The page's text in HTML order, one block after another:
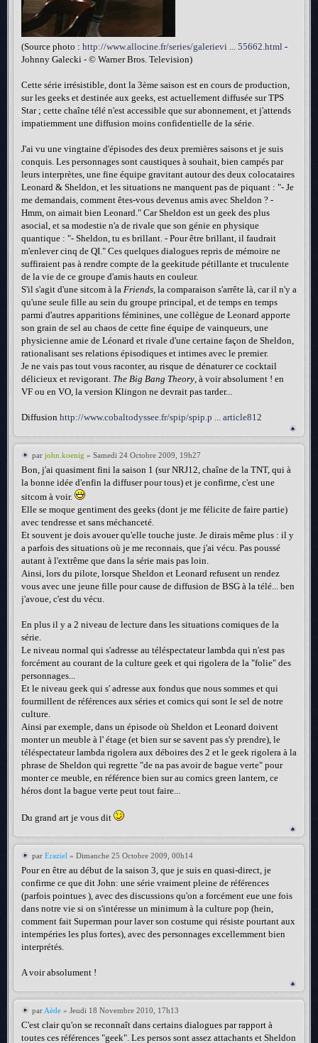
(Source photo : http://www.allocine.fr/series/galerievi ... 55662.html -
Johnny Galecki - © Warner Bros. Television)
Cette série irrésistible, dont la 3ème saison est en cours de production,
sur les geeks et destinée aux geeks, est actuellement diffusée sur TPS
Star ; cette chaîne télé n'est accessible que sur abonnement, et j'attends
impatiemment une diffusion moins confidentielle de la série.
J'ai vu une vingtaine d'épisodes des deux premières saisons et je suis
conquis. Les personnages sont caustiques à souhait, bien campés par
leurs interprètes, une fine équipe gravitant autour des deux colocataires
Leonard & Sheldon, et les situations ne manquent pas de piquant : "- Je
me demandais, comment êtes-vous devenus amis avec Sheldon ? -
Hmm, on aimait bien Leonard." Car Sheldon est un geek des plus
asocial, et sa modestie n'a de rivale que son génie en physique
quantique : "- Sheldon, tu es brillant. - Pour être brillant, il faudrait
m'enlever cinq de QI." Ces quelques dialogues repris de mémoire ne
suffiraient pas à rendre compte de la geekitude pétillante et truculente
de la vie de ce groupe d'amis hauts en couleur.
S'il s'agit d'une sitcom à la Friends, la comparaison s'arrête là, car il n'y a
qu'une seule fille au sein du groupe principal, et de temps en temps
parmi d'autres apparitions féminines, une collègue de Leonard apporte
son grain de sel au chaos de cette fine équipe de vainqueurs, une
physicienne amie de Léonard et rivale d'une certaine façon de Sheldon,
rationalisant ses relations épisodiques et intimes avec le premier.
Je ne vais pas tout vous raconter, au risque de dénaturer ce cocktail
délicieux et revigorant. The Big Bang Theory, à voir absolument ! en
VF ou en VO, la version Klingon ne devrait pas tarder...
Diffusion http://www.cobaltodyssee.fr/spip/spip.p ... article812
par john.koenig » Samedi 24 Octobre 2009, 19h27
Bon, j'ai quasiment fini la saison 1 (sur NRJ12, chaîne de la TNT, qui à
la bonne idée d'enfin la diffuser pour tous) et je confirme, c'est une
sitcom à voir.
Elle se moque gentiment des geeks (dont je me félicite de faire partie)
avec tendresse et sans méchanceté.
Et souvent je dois avouer qu'elle touche juste. Je dirais même plus : il y
a parfois des situations où je me reconnais, que j'ai vécu. Pas poussé
autant à l'extrême que dans la série mais pas loin.
Ainsi, lors du pilote, lorsque Sheldon et Leonard refusent un rendez
vous avec une jeune fille pour cause de diffusion de BSG à la télé... ben
j'avoue, c'est du vécu.
En plus il y a 2 niveau de lecture dans les situations comiques de la
série.
Le niveau normal qui s'adresse au téléspectateur lambda qui n'est pas
forcément au courant de la culture geek et qui rigolera de la "folie" des
personnages...
Et le niveau geek qui s' adresse aux fondus que nous sommes et qui
fourmillent de références aux séries et comics qui sont le sel de notre
culture.
Ainsi par exemple, dans un épisode où Sheldon et Leonard doivent
monter un meuble à l' étage (et bien sur se savent pas s'y prendre), le
téléspectateur lambda rigolera aux déboires des 2 et le geek rigolera à la
phrase de Sheldon qui regrette "de na pas avoir de bague verte" pour
monter ce meuble, en référence bien sur au comics green lantern, ce
héros dont la bague verte peut tout faire...
Du grand art je vous dit
par Eraziel » Dimanche 25 Octobre 2009, 00h14
Pour en être au début de la saison 3, que je suis en quasi-direct, je
confirme ce que dit John: une série vraiment pleine de références
(parfois pointues ), avec des discussions qu'on a forcément eue une fois
dans notre vie si on s'intéresse un minimum à la culture pop (hein,
comment fait Superman pour laver son costume qui résiste pourtant aux
intempéries les plus fortes), avec des personnages excellemment bien
interprétés.
A voir absolument !
par Aède » Jeudi 18 Novembre 2010, 17h13
C'est clair qu'on se reconnaît dans certains dialogues par rapport à
toutes ces références "geek". Les persos sont assez attachants et Sheldon